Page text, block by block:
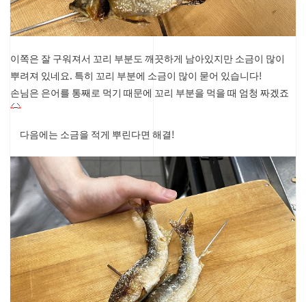
이쪽은 잘 구워져서 꼬리 부분도 깨끗하게 남아있지만 소금이 많이
뿌려져 있네요. 특히 꼬리 부분에 소금이 많이 묻어 있습니다!
손님은 은어를 통째로 먹기 때문에 꼬리 부분을 먹을 때 엄청 짜겠죠
다음에는 소금을 적게 뿌린다면 해결!